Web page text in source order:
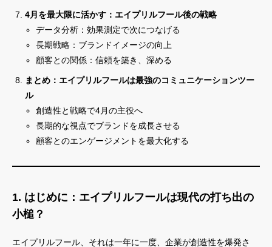
4月を最大限に活かす：エイプリルフール後の戦略
データ分析：効果測定で次につなげる
長期戦略：ブランドイメージの向上
顧客との関係：信頼を築き、深める
まとめ：エイプリルフールは最強のコミュニケーションツー
ル
創造性と戦略で4月の主役へ
長期的な視点でブランドを成長させる
顧客とのエンゲージメントを最大化する
1. はじめに：エイプリルフールは現代の打ち出の
小槌？
エイプリルフール、それは一年に一度、企業が創造性を爆発さ